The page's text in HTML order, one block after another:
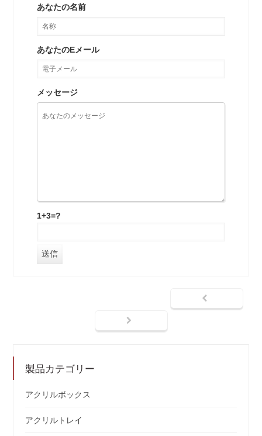
あなたの名前
あなたのEメール
メッセージ
1+3=?
製品カテゴリー
アクリルボックス
アクリルトレイ